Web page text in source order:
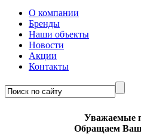
О компании
Бренды
Наши объекты
Новости
Акции
Контакты
Уважаемые
Обращаем